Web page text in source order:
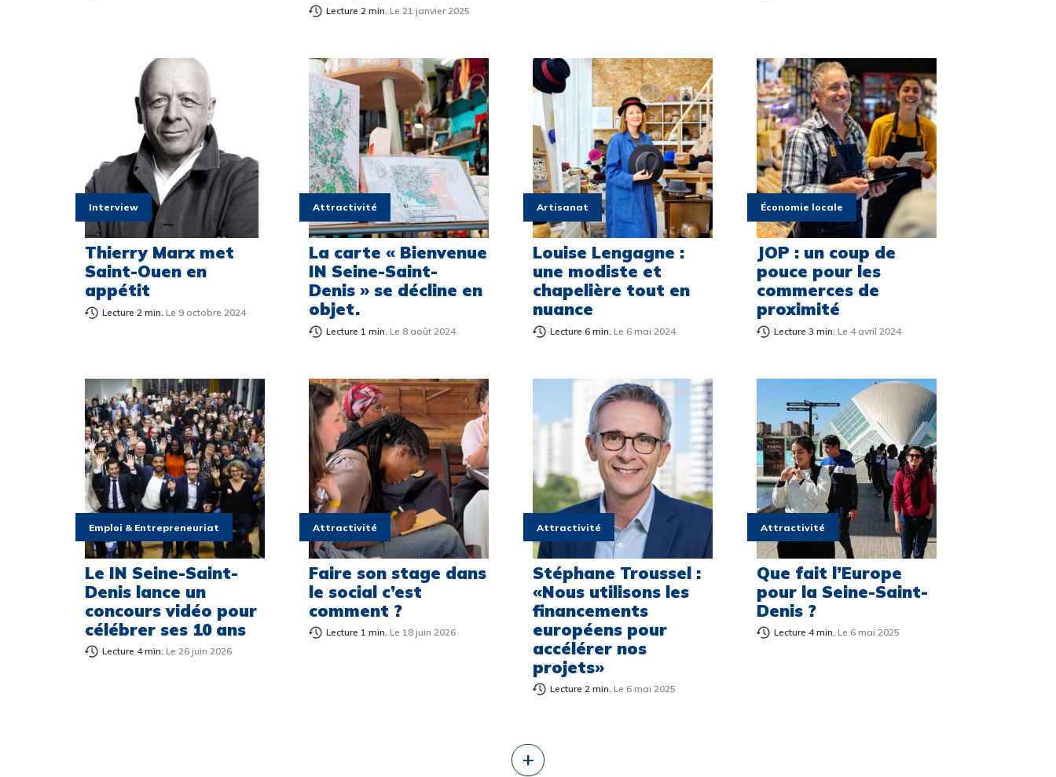
Lecture 2 min. Le 21 janvier 2025
Interview
Thierry Marx met
Saint-Ouen en
appétit
Lecture 2 min. Le 9 octobre 2024
Attractivité
La carte « Bienvenue
IN Seine-Saint-
Denis » se décline en
objet.
Lecture 1 min. Le 8 août 2024
Artisanat
Louise Lengagne :
une modiste et
chapelière tout en
nuance
Lecture 6 min. Le 6 mai 2024
Économie locale
JOP : un coup de
pouce pour les
commerces de
proximité
Lecture 3 min. Le 4 avril 2024
Emploi & Entrepreneuriat
Le IN Seine-Saint-
Denis lance un
concours vidéo pour
célébrer ses 10 ans
Lecture 4 min. Le 26 juin 2026
Attractivité
Faire son stage dans
le social c’est
comment ?
Lecture 1 min. Le 18 juin 2026
Attractivité
Stéphane Troussel :
«Nous utilisons les
financements
européens pour
accélérer nos
projets»
Lecture 2 min. Le 6 mai 2025
Attractivité
Que fait l’Europe
pour la Seine-Saint-
Denis ?
Lecture 4 min. Le 6 mai 2025
+